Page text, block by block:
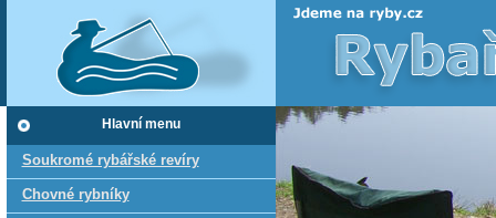
Hlavní menu
Soukromé rybářské revíry
Chovné rybníky